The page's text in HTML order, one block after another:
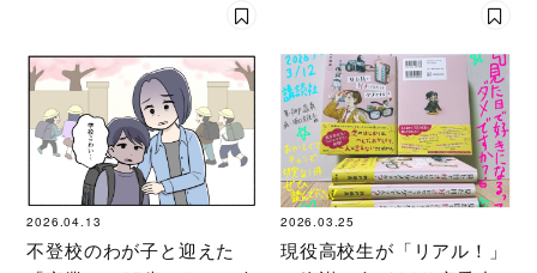
2026.04.13
不登校のわが子と迎えた
2026.03.25
現役高校生が「リアル！」